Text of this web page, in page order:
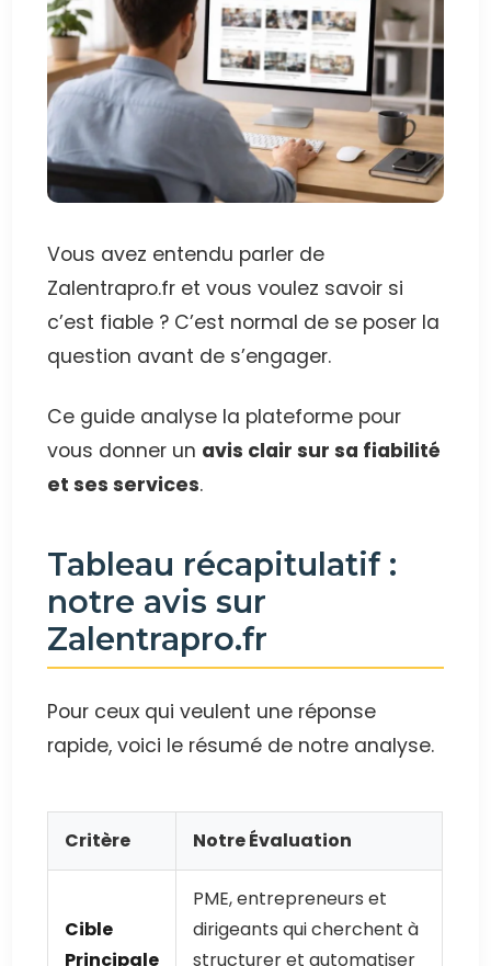
Vous avez entendu parler de
Zalentrapro.fr et vous voulez savoir si
c’est fiable ? C’est normal de se poser la
question avant de s’engager.
Ce guide analyse la plateforme pour
vous donner un avis clair sur sa fiabilité
et ses services.
Tableau récapitulatif :
notre avis sur
Zalentrapro.fr
Pour ceux qui veulent une réponse
rapide, voici le résumé de notre analyse.
Critère Notre Évaluation
Cible
Principale
PME, entrepreneurs et
dirigeants qui cherchent à
structurer et automatiser